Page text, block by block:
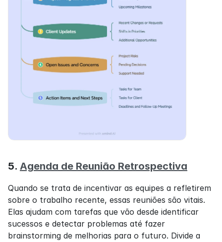
5. Agenda de Reunião Retrospectiva
Quando se trata de incentivar as equipes a refletirem
sobre o trabalho recente, essas reuniões são vitais.
Elas ajudam com tarefas que vão desde identificar
sucessos e detectar problemas até fazer
brainstorming de melhorias para o futuro. Divide a